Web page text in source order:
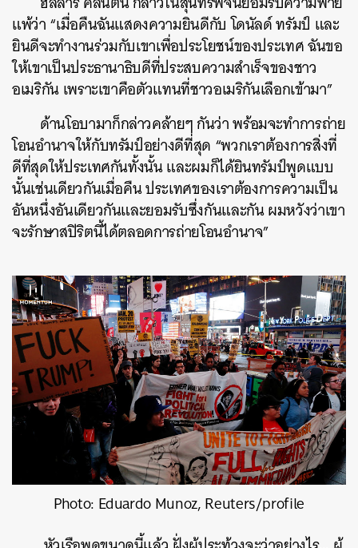
แพ้ว่า “เมื่อคืนฉันแสดงความยินดีกับ โดนัลด์ ทรัมป์ และ
ยินดีจะทำงานร่วมกับเขาเพื่อประโยชน์ของประเทศ ฉันขอ
ให้เขาเป็นประธานาธิบดีที่ประสบความสำเร็จของชาว
อเมริกัน เพราะเขาคือตัวแทนที่ชาวอเมริกันเลือกเข้ามา”
ด้านโอบามาก็กล่าวคล้ายๆ กันว่า พร้อมจะทำการถ่าย
โอนอำนาจให้กับทรัมป์อย่างดีที่สุด “พวกเราต้องการสิ่งที่
ดีที่สุดให้ประเทศกันทั้งนั้น และผมก็ได้ยินทรัมป์พูดแบบ
นั้นเช่นเดียวกันเมื่อคืน ประเทศของเราต้องการความเป็น
อันหนึ่งอันเดียวกันและยอมรับซึ่งกันและกัน ผมหวังว่าเขา
จะรักษาสปิริตนี้ได้ตลอดการถ่ายโอนอำนาจ”
Photo: Eduardo Munoz, Reuters/profile
SHARE TWEET LINE EMAIL